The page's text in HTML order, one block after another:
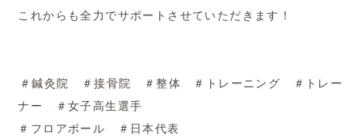
これからも全力でサポートさせていただきます！
＃鍼灸院 ＃接骨院 ＃整体 ＃トレーニング ＃トレー
ナー ＃女子高生選手
＃フロアボール ＃日本代表